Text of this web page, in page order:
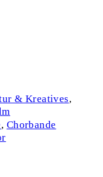
& Kreatives,
, Chorbande